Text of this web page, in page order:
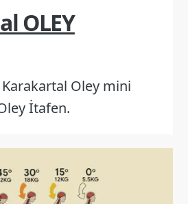
OLEY
Oley mini
İtafen.